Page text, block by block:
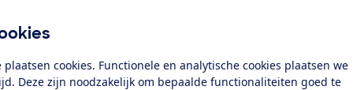
plaatsen cookies. Functionele en analytische cookies plaatsen we
Deze zijn noodzakelijk om bepaalde functionaliteiten goed te
Al lid? Log in